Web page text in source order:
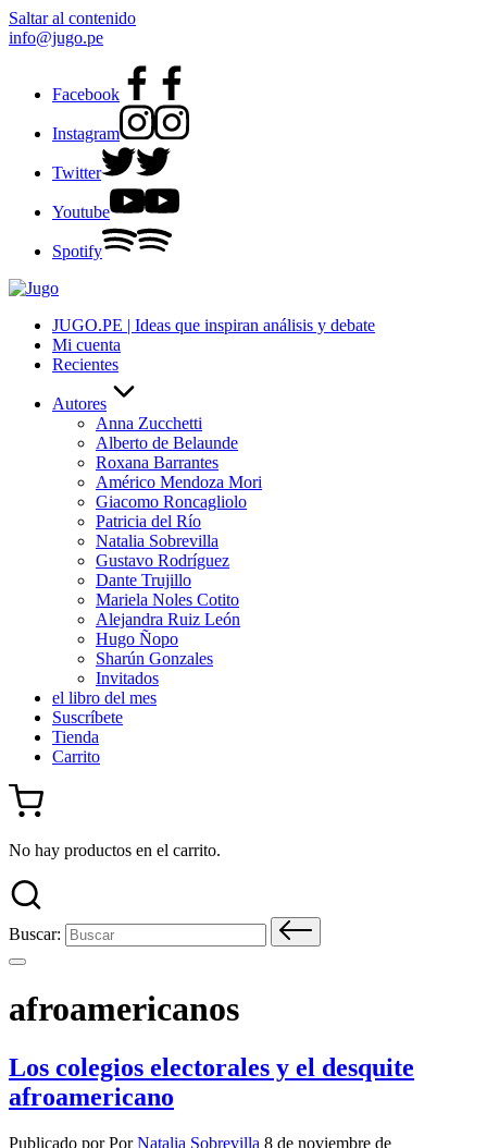
Saltar al contenido
info@jugo.pe
Facebook
Instagram
Twitter
Youtube
Spotify
JUGO.PE | Ideas que inspiran análisis y debate
Mi cuenta
Recientes
Autores
Anna Zucchetti
Alberto de Belaunde
Roxana Barrantes
Américo Mendoza Mori
Giacomo Roncagliolo
Patricia del Río
Natalia Sobrevilla
Gustavo Rodríguez
Dante Trujillo
Mariela Noles Cotito
Alejandra Ruiz León
Hugo Ñopo
Sharún Gonzales
Invitados
el libro del mes
Suscríbete
Tienda
Carrito
No hay productos en el carrito.
Buscar:
afroamericanos
Los colegios electorales y el desquite
afroamericano
Publicado por PorNatalia Sobrevilla 8 de noviembre de